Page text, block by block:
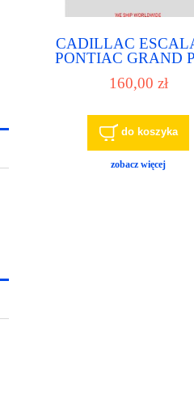
CADILLAC
PONTIAC GRAND
PONTIAC
CHEVROLET
pompa paliwa ,
paliwowa
160,00 zł
do koszyka
zobacz więcej